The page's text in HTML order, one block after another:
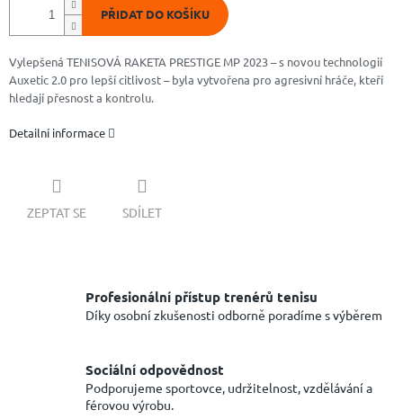
PŘIDAT DO KOŠÍKU
Vylepšená TENISOVÁ RAKETA PRESTIGE MP 2023 – s novou technologií
Auxetic 2.0 pro lepší citlivost – byla vytvořena pro agresivní hráče, kteří
hledají přesnost a kontrolu.
Detailní informace
ZEPTAT SE SDÍLET
Profesionální přístup trenérů tenisu
Díky osobní zkušenosti odborně poradíme s výběrem
Sociální odpovědnost
Podporujeme sportovce, udržitelnost, vzdělávání a
férovou výrobu.